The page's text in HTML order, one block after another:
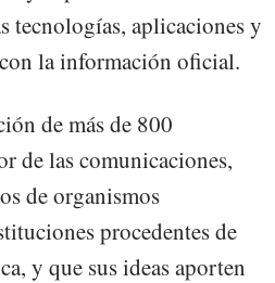
tecnologías, aplicaciones y
la información oficial.
de más de 800
de las comunicaciones,
de organismos
procedentes de
y que sus ideas aporten